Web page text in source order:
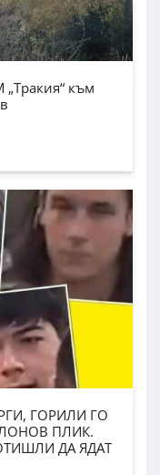
към
ГОРИЛИ ГО
ПЛИК.
ДА ЯДАТ